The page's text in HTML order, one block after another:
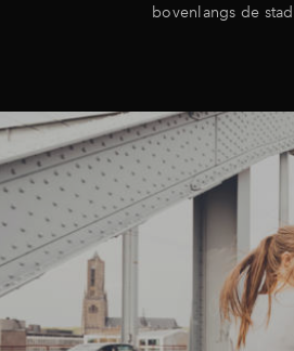
bovenlangs de